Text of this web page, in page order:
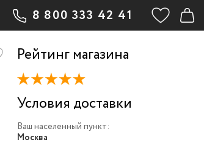
8 800 333 42 41
Рейтинг магазина
Условия доставки
Ваш населенный пункт:
Москва